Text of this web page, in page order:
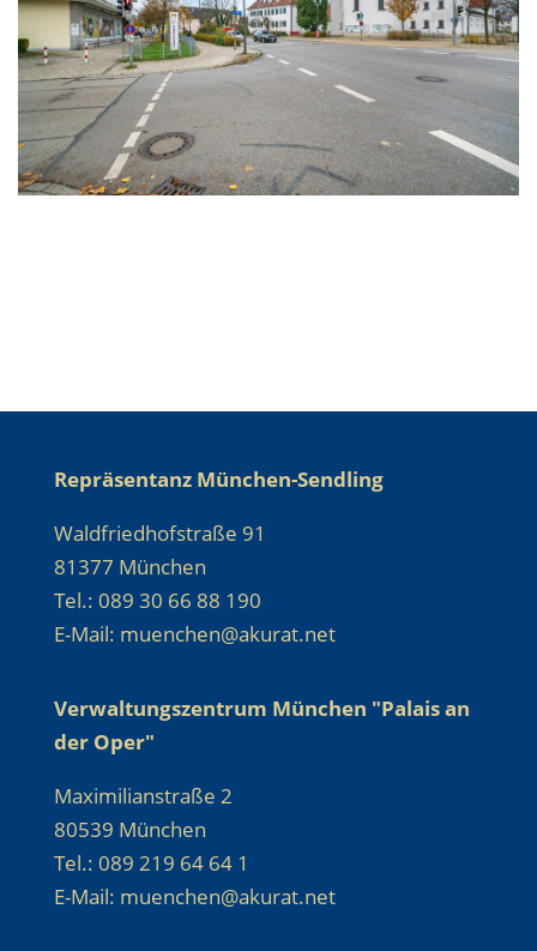
Repräsentanz München-Sendling
Waldfriedhofstraße 91
81377 München
Tel.: 089 30 66 88 190
E-Mail: muenchen@akurat.net
Verwaltungszentrum München "Palais an
der Oper"
Maximilianstraße 2
80539 München
Tel.: 089 219 64 64 1
E-Mail: muenchen@akurat.net